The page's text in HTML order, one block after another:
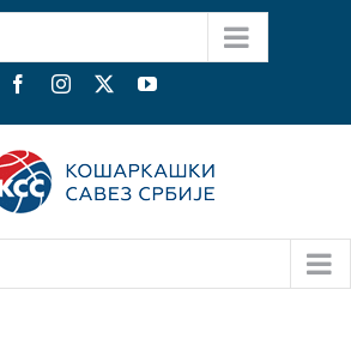
FacebookInstagram YouTube